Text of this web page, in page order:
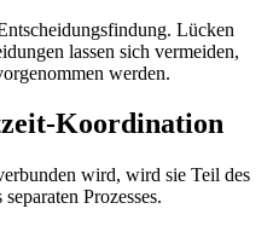
Lücken
lassen sich vermeiden,
werden.
Koordination
wird, wird sie Teil des
Prozesses.